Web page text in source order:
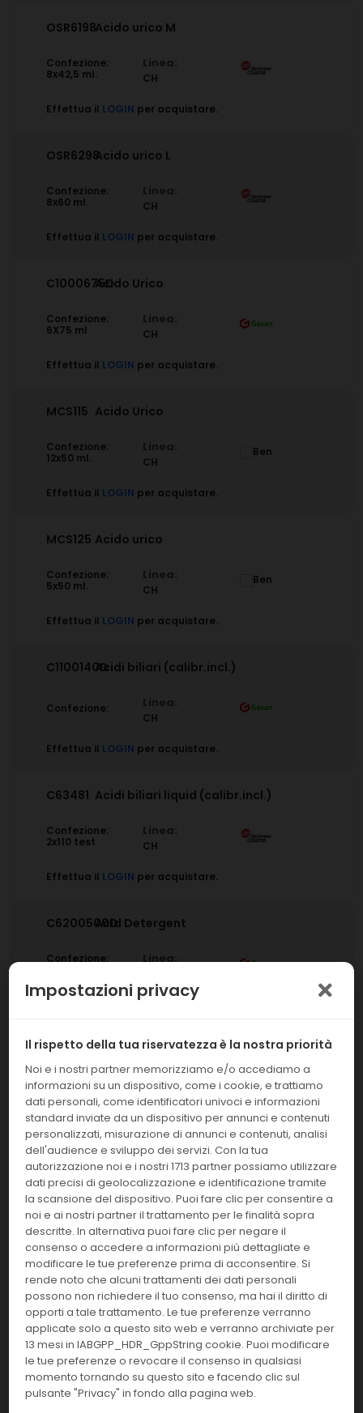
OSR6198Acido urico M
Confezione:
8x42,5 ml.
Linea:
CH
Effettua il LOGIN per acquistare.
OSR6298Acido urico L
Confezione:
8x60 ml.
Linea:
CH
Effettua il LOGIN per acquistare.
C1000675DAcido Urico
Confezione:
6X75 ml
Linea:
CH
Effettua il LOGIN per acquistare.
MCS115 Acido Urico
Confezione:
12x50 ml.
Linea:
CH
Effettua il LOGIN per acquistare.
MCS125 Acido urico
Confezione:
5x50 ml.
Linea:
CH
Effettua il LOGIN per acquistare.
C1100140DAcidi biliari (calibr.incl.)
Confezione: Linea:
CH
Effettua il LOGIN per acquistare.
C63481 Acidi biliari liquid (calibr.incl.)
Confezione:
2x110 test
Linea:
CH
Effettua il LOGIN per acquistare.
C6200500DAcid Detergent
Confezione:
Linea:
Effettua il per acquistare.
29519 Acetone Safranina - A
Confezione:
500 ml.
Linea:
BAT
Effettua il LOGINper acquistare.
29521 Acetone Fucsina- A
Confezione:
500 ml.
Linea:
BAT
Effettua ilLOGINper acquistare.
467432Accusense Elettrodo Glucosio
Confezione: Linea:
CH
Effettua ilLOGINper acquistare.
Impostazioni privacy
Il rispetto della tua riservatezza è la nostra priorità
Noi e i nostri partner memorizziamo e/o accediamo a
informazioni su un dispositivo, come i cookie, e trattiamo
dati personali, come identificatori univoci e informazioni
standard inviate da un dispositivo per annunci e contenuti
personalizzati, misurazione di annunci e contenuti, analisi
dell'audience e sviluppo dei servizi. Con la tua
autorizzazione noi e i nostri 1713 partner possiamo utilizzare
dati precisi di geolocalizzazione e identificazione tramite
la scansione del dispositivo. Puoi fare clic per consentire a
noi e ai nostri partner il trattamento per le finalità sopra
descritte. In alternativa puoi fare clic per negare il
consenso o accedere a informazioni più dettagliate e
modificare le tue preferenze prima di acconsentire. Si
rende noto che alcuni trattamenti dei dati personali
possono non richiedere il tuo consenso, ma hai il diritto di
opporti a tale trattamento. Le tue preferenze verranno
applicate solo a questo sito web e verranno archiviate per
13 mesi in IABGPP_HDR_GppString cookie. Puoi modificare
le tue preferenze o revocare il consenso in qualsiasi
momento tornando su questo sito e facendo clic sul
pulsante "Privacy" in fondo alla pagina web.